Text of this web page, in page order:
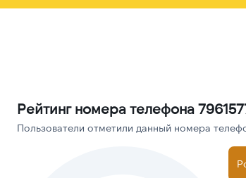
Рейтинг номера телефона
Пользователи отметили данный номера